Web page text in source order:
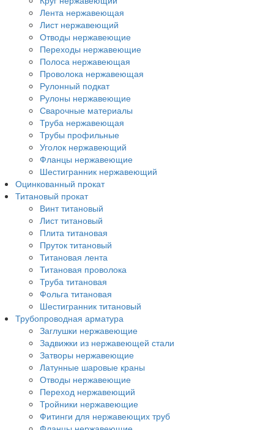
Лента нержавеющая
Лист нержавеющий
Отводы нержавеющие
Переходы нержавеющие
Полоса нержавеющая
Проволока нержавеющая
Рулонный подкат
Рулоны нержавеющие
Сварочные материалы
Труба нержавеющая
Трубы профильные
Уголок нержавеющий
Фланцы нержавеющие
Шестигранник нержавеющий
Оцинкованный прокат
Титановый прокат
Винт титановый
Лист титановый
Плита титановая
Пруток титановый
Титановая лента
Титановая проволока
Труба титановая
Фольга титановая
Шестигранник титановый
Трубопроводная арматура
Заглушки нержавеющие
Задвижки из нержавеющей стали
Затворы нержавеющие
Латунные шаровые краны
Отводы нержавеющие
Переход нержавеющий
Тройники нержавеющие
Фитинги для нержавеющих труб